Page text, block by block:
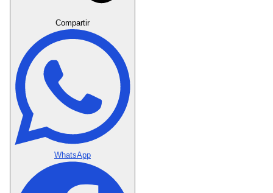
Compartir
WhatsApp